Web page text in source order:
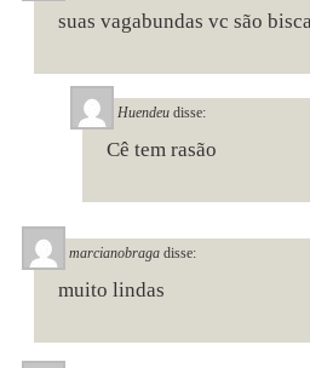
suas vagabundas vc são
Huendeu disse:
Cê tem rasão
marcianobraga disse:
muito lindas